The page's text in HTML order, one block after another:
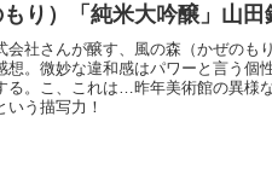
り）「純米大吟醸」山
会社さんが醸す、風の森（かぜのも
想。微妙な違和感はパワーと言う個
る。こ、これは…昨年美術館の異様
いう描写力！